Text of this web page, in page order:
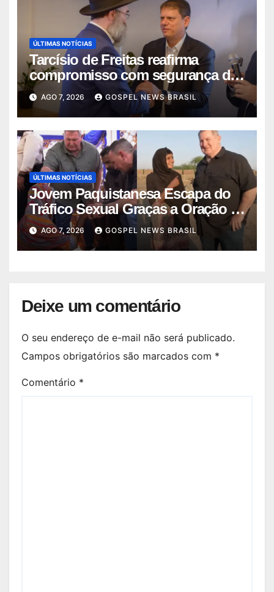
ÚLTIMAS NOTÍCIAS
Tarcísio de Freitas reafirma
compromisso com segurança da
comunid…
AGO 7, 2026 GOSPEL NEWS BRASIL
ÚLTIMAS NOTÍCIAS
Jovem Paquistanesa Escapa do
Tráfico Sexual Graças a Oração e
I…AGO 7, 2026 GOSPEL NEWS BRASIL
Deixe um comentário
O seu endereço de e-mail não será publicado.
Campos obrigatórios são marcados com *
Comentário *